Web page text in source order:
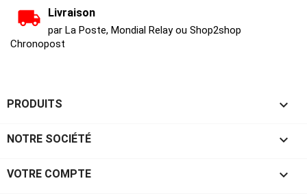
Livraison
par La Poste, Mondial Relay ou Shop2shop
Chronopost
PRODUITS 
NOTRE SOCIÉTÉ 
VOTRE COMPTE 